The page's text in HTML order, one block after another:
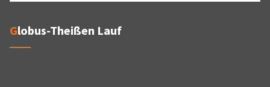
Globus-Theißen Lauf